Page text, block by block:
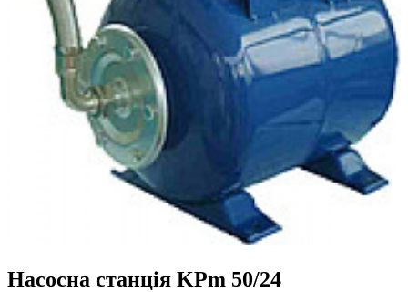
Насосна станція KPm 50/24